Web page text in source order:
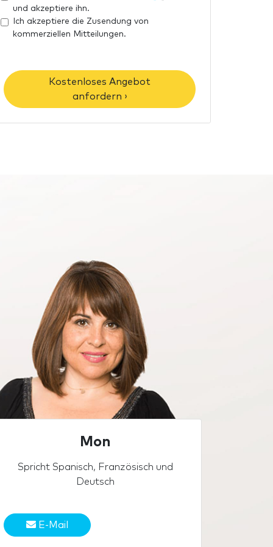
l
-
e
s
e
T
f
o
n
und akzeptiere ihn.
Ich akzeptiere die Zusendung von
kommerziellen Mitteilungen.
Kostenloses Angebot
anfordern ›
Mon
Spricht Spanisch, Französisch und
Deutsch
E-Mail